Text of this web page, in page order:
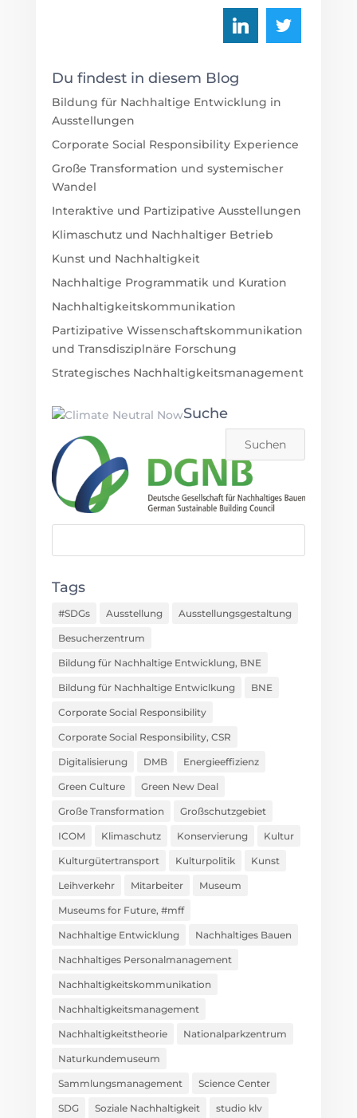
Du findest in diesem Blog
Bildung für Nachhaltige Entwicklung in
Ausstellungen
Corporate Social Responsibility Experience
Große Transformation und systemischer
Wandel
Interaktive und Partizipative Ausstellungen
Klimaschutz und Nachhaltiger Betrieb
Kunst und Nachhaltigkeit
Nachhaltige Programmatik und Kuration
Nachhaltigkeitskommunikation
Partizipative Wissenschaftskommunikation
und Transdisziplnäre Forschung
Strategisches Nachhaltigkeitsmanagement
Suche
Tags
#SDGs Ausstellung Ausstellungsgestaltung
Besucherzentrum
Bildung für Nachhaltige Entwicklung, BNE
Bildung für Nachhaltige Entwiclkung BNE
Corporate Social Responsibility
Corporate Social Responsibility, CSR
Digitalisierung DMB Energieeffizienz
Green Culture Green New Deal
Große Transformation Großschutzgebiet
ICOM Klimaschutz Konservierung Kultur
Kulturgütertransport Kulturpolitik Kunst
Leihverkehr Mitarbeiter Museum
Museums for Future, #mff
Nachhaltige Entwicklung Nachhaltiges Bauen
Nachhaltiges Personalmanagement
Nachhaltigkeitskommunikation
Nachhaltigkeitsmanagement
Nachhaltigkeitstheorie Nationalparkzentrum
Naturkundemuseum
Sammlungsmanagement Science Center
SDG Soziale Nachhaltigkeit studio klv